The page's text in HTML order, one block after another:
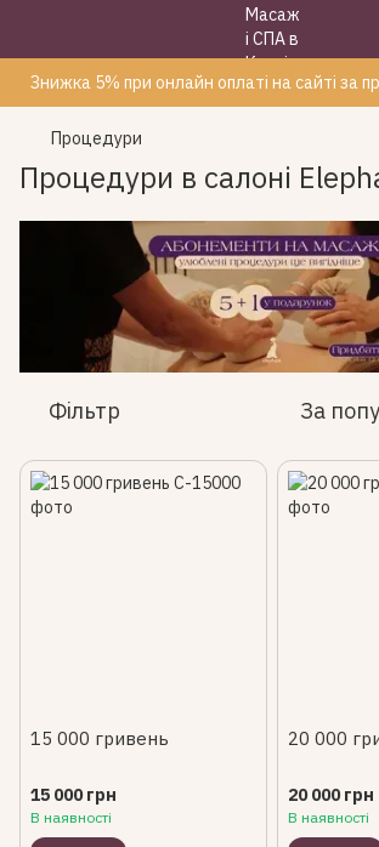
Знижка 5% при онлайн оплаті на сайті за
Процедури
Процедури в салоні
Фільтр За
15 000 гривень
15 000 грн
В наявності
20 000
20 000 грн
В наявності